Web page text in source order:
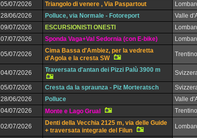
05/07/2026 Triangolo di venere , Via Paspartout
28/06/2026
Polluce, via Normale - Fotoreport Valle
09/07/2026
ESCURSIONISTI ONESTI
07/07/2026
Sponda Vaga+Val Sedornia (con E-bike)
05/07/2026
Cima Bassa d'Ambiez, per la vedretta
d'Agola e la cresta SW
04/07/2026 Traversata d'antan dei Pizzi Palù 3900 m
05/07/2026 Cresta da la spraunza - Piz Morteratsch
28/06/2026
Polluce Valle
04/07/2026
Monte e Lago Grual
02/07/2026
Denti della Vecchia 2125 m, via delle Guide
+ traversata integrale del Filun